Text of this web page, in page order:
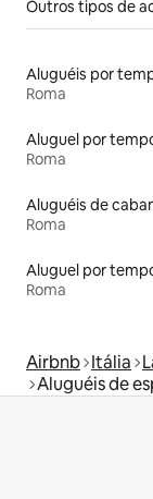
Outros tipos de
Roma
Roma
Aluguéis de
Roma
Roma
Airbnb Itália
Aluguéis de